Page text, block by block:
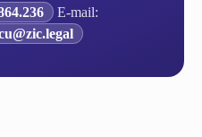
E-mail: